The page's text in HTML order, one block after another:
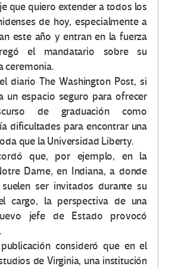
que quiero extender a todos los
de hoy, especialmente a
este año y entran en la fuerza
el mandatario sobre su
ceremonia.
diario The Washington Post, si
un espacio seguro para ofrecer
de graduación como
dificultades para encontrar una
que la Universidad Liberty.
que, por ejemplo, en la
Dame, en Indiana, a donde
ser invitados durante su
cargo, la perspectiva de una
jefe de Estado provocó
consideró que en el
de Virginia, una institución